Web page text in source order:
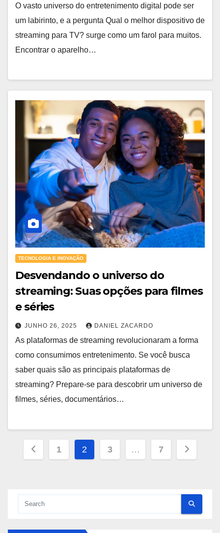
O vasto universo do entretenimento digital pode ser
um labirinto, e a pergunta Qual o melhor dispositivo de
streaming para TV? surge como um farol para muitos.
Encontrar o aparelho…
TECNOLOGIA E INOVAÇÃO
Desvendando o universo do
streaming: Suas opções para filmes
e séries
JUNHO 26, 2025 DANIEL ZACARDO
As plataformas de streaming revolucionaram a forma
como consumimos entretenimento. Se você busca
saber quais são as principais plataformas de
streaming? Prepare-se para descobrir um universo de
filmes, séries, documentários…
Paginação
1 2 3 … 7